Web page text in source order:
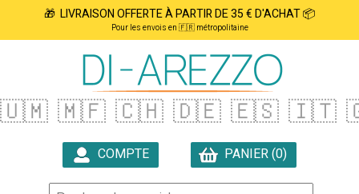
🎁 LIVRAISON OFFERTE À PARTIR DE 35 € D'ACHAT 📦
Pour les envois en 🇫🇷 métropolitaine
🇺🇲 🇲🇫 🇨🇭 🇩🇪 🇪🇸 🇮🇹
COMPTE
PANIER (0)